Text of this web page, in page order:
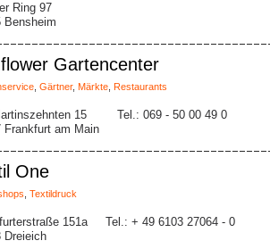
Ring 97
Bensheim
Gartencenter
Gärtner, Märkte Restaurants
15
Frankfurt am Main
Tel.: 069 - 50 00 49 0
One
Textildruck
151a
Dreieich
Tel.: + 49 6103 27064 - 0